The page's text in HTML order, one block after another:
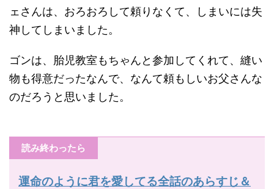
ェさんは、おろおろして頼りなくて、しまいには失
神してしまいました。
ゴンは、胎児教室もちゃんと参加してくれて、縫い
物も得意だったなんで、なんて頼もしいお父さんな
のだろうと思いました。
読み終わったら
運命のように君を愛してる全話のあらすじ＆